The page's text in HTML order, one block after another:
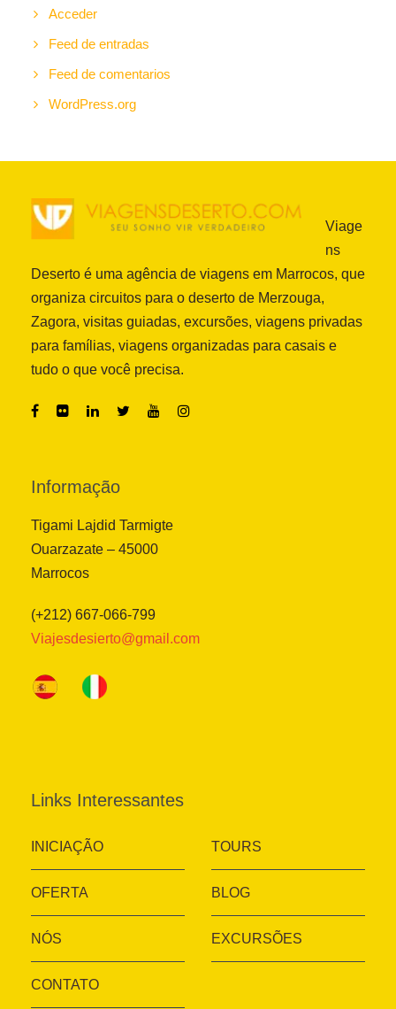
Acceder
Feed de entradas
Feed de comentarios
WordPress.org
Viage
ns
Deserto é uma agência de viagens em Marrocos, que
organiza circuitos para o deserto de Merzouga,
Zagora, visitas guiadas, excursões, viagens privadas
para famílias, viagens organizadas para casais e
tudo o que você precisa.
Informação
Tigami Lajdid Tarmigte
Ouarzazate – 45000
Marrocos
(+212) 667-066-799
Viajesdesierto@gmail.com
Links Interessantes
INICIAÇÃO TOURS
OFERTA BLOG
NÓS EXCURSÕES
CONTATO